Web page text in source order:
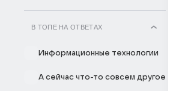
В ТОПЕ НА ОТВЕТАХ
Информационные технологии
А сейчас что-то совсем другое